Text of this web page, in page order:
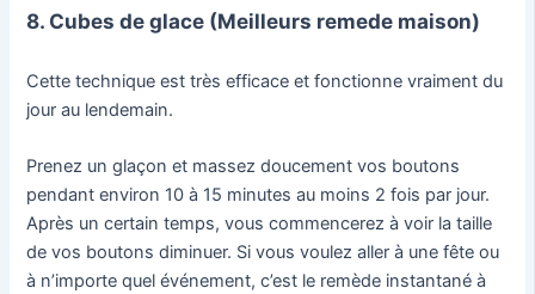
8. Cubes de glace (Meilleurs remede maison)
Cette technique est très efficace et fonctionne vraiment du
jour au lendemain.
Prenez un glaçon et massez doucement vos boutons
pendant environ 10 à 15 minutes au moins 2 fois par jour.
Après un certain temps, vous commencerez à voir la taille
de vos boutons diminuer. Si vous voulez aller à une fête ou
à n’importe quel événement, c’est le remède instantané à